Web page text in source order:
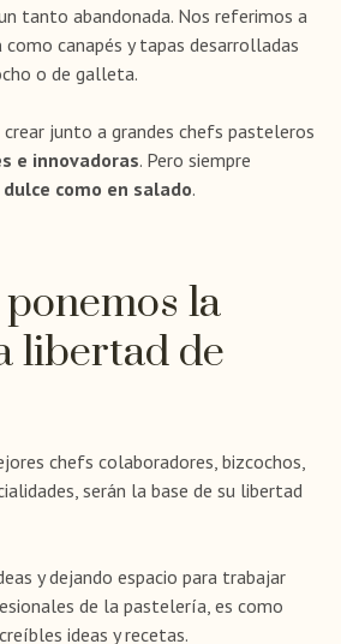
tanto abandonada. Nos referimos a
como canapés y tapas desarrolladas
o de galleta.
junto a grandes chefs pasteleros
e innovadoras. Pero siempre
como en salado.
la
libertad de
chefs colaboradores, bizcochos,
serán la base de su libertad
y dejando espacio para trabajar
de la pastelería, es como
ideas y recetas.